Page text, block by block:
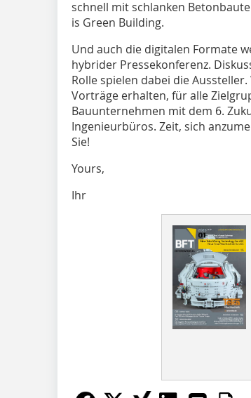
schnell mit schlanken
is Green Building.
Und auch die digitalen Formate
hybrider Pressekonferenz.
Rolle spielen dabei die
Vorträge erhalten, für alle
Bauunternehmen mit dem 6.
Ingenieurbüros. Zeit, sich
Sie!
Yours,
Ihr